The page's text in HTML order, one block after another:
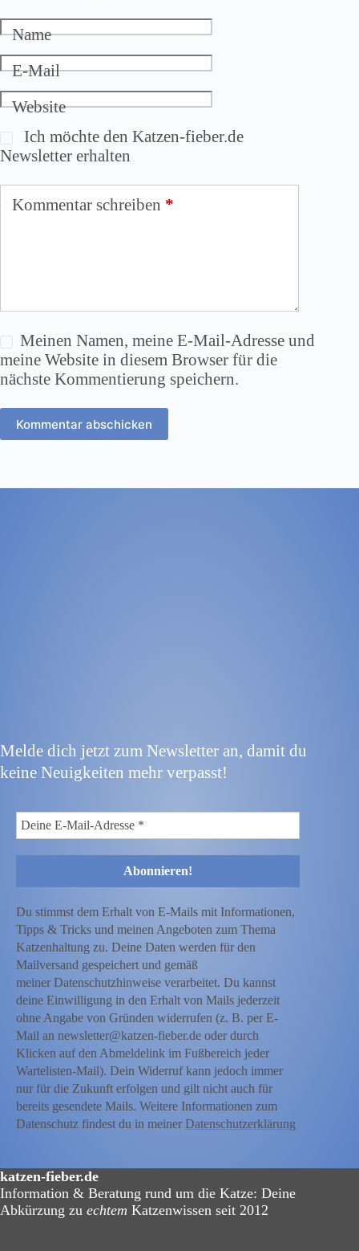
Name
E-Mail
Website
Ich möchte den Katzen-fieber.de
Newsletter erhalten
Kommentar schreiben *
Meinen Namen, meine E-Mail-Adresse und
meine Website in diesem Browser für die
nächste Kommentierung speichern.
Kommentar abschicken
Melde dich jetzt zum Newsletter an, damit du
keine Neuigkeiten mehr verpasst!
Du stimmst dem Erhalt von E-Mails mit Informationen,
Tipps & Tricks und meinen Angeboten zum Thema
Katzenhaltung zu. Deine Daten werden für den
Mailversand gespeichert und gemäß
meiner Datenschutzhinweise verarbeitet. Du kannst
deine Einwilligung in den Erhalt von Mails jederzeit
ohne Angabe von Gründen widerrufen (z. B. per E-
Mail an newsletter@katzen-fieber.de oder durch
Klicken auf den Abmeldelink im Fußbereich jeder
Wartelisten-Mail). Dein Widerruf kann jedoch immer
nur für die Zukunft erfolgen und gilt nicht auch für
bereits gesendete Mails. Weitere Informationen zum
Datenschutz findest du in meinerDatenschutzerklärung
katzen-fieber.de
Information & Beratung rund um die Katze: Deine
Abkürzung zu echtem Katzenwissen seit 2012